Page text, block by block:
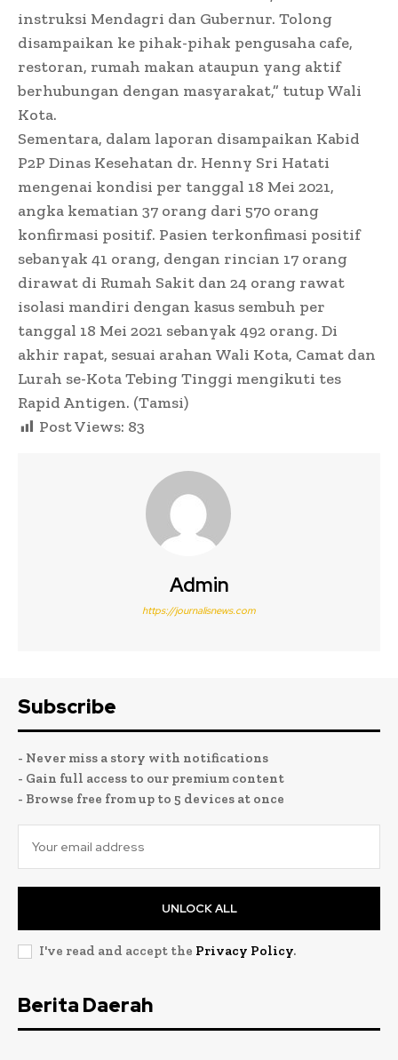
instruksi Mendagri dan Gubernur. Tolong
disampaikan ke pihak-pihak pengusaha cafe,
restoran, rumah makan ataupun yang aktif
berhubungan dengan masyarakat,” tutup Wali
Kota.
Sementara, dalam laporan disampaikan Kabid
P2P Dinas Kesehatan dr. Henny Sri Hatati
mengenai kondisi per tanggal 18 Mei 2021,
angka kematian 37 orang dari 570 orang
konfirmasi positif. Pasien terkonfimasi positif
sebanyak 41 orang, dengan rincian 17 orang
dirawat di Rumah Sakit dan 24 orang rawat
isolasi mandiri dengan kasus sembuh per
tanggal 18 Mei 2021 sebanyak 492 orang. Di
akhir rapat, sesuai arahan Wali Kota, Camat dan
Lurah se-Kota Tebing Tinggi mengikuti tes
Rapid Antigen. (Tamsi)
Post Views: 83
Admin
https://journalisnews.com
Subscribe
- Never miss a story with notifications
- Gain full access to our premium content
- Browse free from up to 5 devices at once
UNLOCK ALL
I've read and accept the Privacy Policy.
Berita Daerah